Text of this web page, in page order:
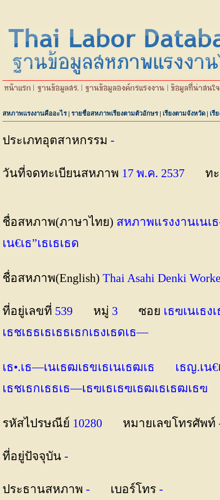
สหภาพแรงงานคืออะไร | รายชื่อสหภาพเรียงตามตัวอักษร | เรียงตามจังหวัด | เรี
ประเภทอุตสาหกรรม -
วันที่จดทะเบียนสหภาพ 17 พ.ค. 2537 ท
ชื่อสหภาพ(ภาษาไทย) สหภาพแรงงานเนเ
เน€เธ”เธเธเธด
ชื่อสหภาพ(English) Thai Asahi Denki
ที่อยู่เลขที่ 539 หมู่ 3 ซอย เธฃเนเธ
เธชเธธเธเธธเธกเธงเธดเธ—
เธ•.เธ—เนเธฒเธขเธเนเธฒเธ
เธญ.เน
เธชเธกเธธเธ—เธฃเธเธฃเธฒเธเธฒเ
รหัสไปรษณีย์ 10280 หมายเลขโทรศัพท์
ที่อยู่ปัจจุบัน -
ประธานสหภาพ - เบอร์โทร -